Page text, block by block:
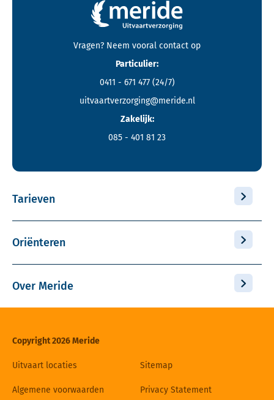
Contactgegevens en footer menu van Meride
Vragen? Neem vooral contact op
Particulier:
0411 - 671 477 (24/7)
uitvaartverzorging@meride.nl
Zakelijk:
085 - 401 81 23
Tarieven
Oriënteren
Over Meride
Copyright 2026 Meride
Uitvaart locaties Sitemap
Algemene voorwaarden Privacy Statement